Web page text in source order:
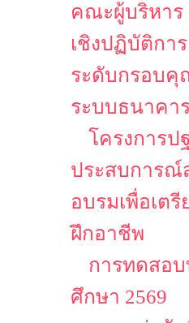
คณะผู้บริหาร
เชิงปฏิบัติกา
ระดับกรอบคุ
ระบบธนาคา
โครงการ
ประสบการณ์
อบรมเพื่อเต
ฝึกอาชีพ
การทดสอบ
ศึกษา 2569